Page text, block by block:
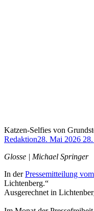
Katzen-Selfies von
Redaktion28. Mai 2026
Glosse | Michael Springer
In derPressemitteilung
Lichtenberg.“
Ausgerechnet in